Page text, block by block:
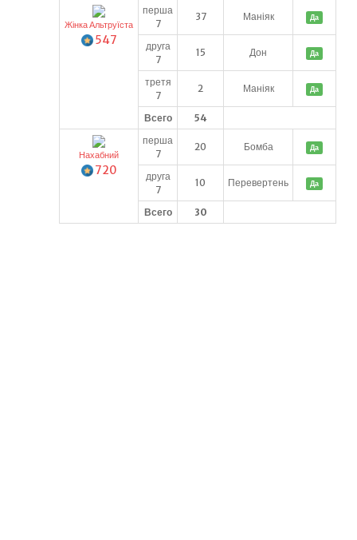
Жінка Альтруїста
547
перша
7
37 Маніяк Да
друга
7
15 Дон Да
третя
7
2 Маніяк Да
Всего 54
Нахабний
720
перша
7
20 Бомба Да
друга
7
10 Перевертень Да
Всего 30